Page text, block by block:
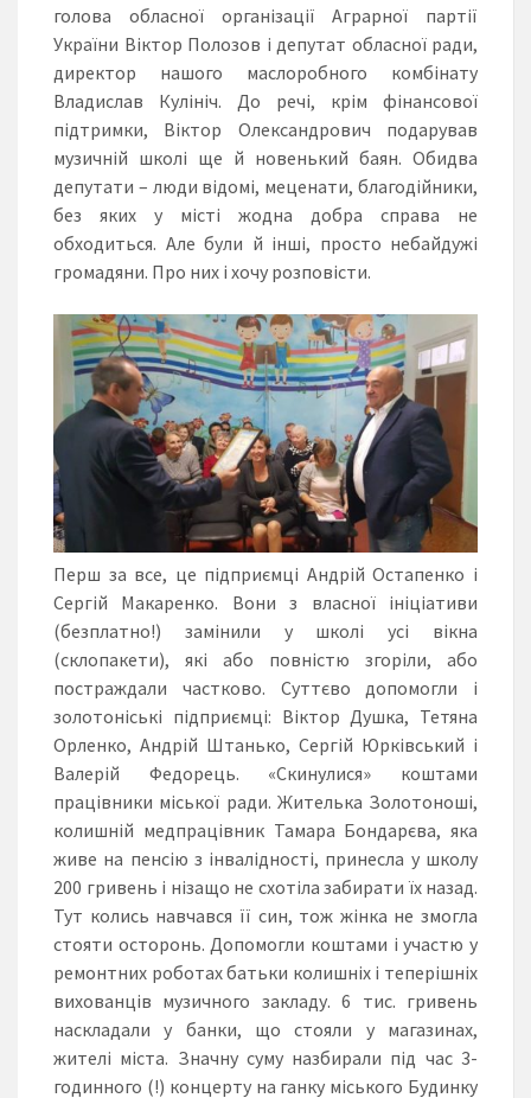
голова обласної організації Аграрної партії
України Віктор Полозов і депутат обласної ради,
директор нашого маслоробного комбінату
Владислав Кулініч. До речі, крім фінансової
підтримки, Віктор Олександрович подарував
музичній школі ще й новенький баян. Обидва
депутати – люди відомі, меценати, благодійники,
без яких у місті жодна добра справа не
обходиться. Але були й інші, просто небайдужі
громадяни. Про них і хочу розповісти.
Перш за все, це підприємці Андрій Остапенко і
Сергій Макаренко. Вони з власної ініціативи
(безплатно!) замінили у школі усі вікна
(склопакети), які або повністю згоріли, або
постраждали частково. Суттєво допомогли і
золотоніські підприємці: Віктор Душка, Тетяна
Орленко, Андрій Штанько, Сергій Юрківський і
Валерій Федорець. «Скинулися» коштами
працівники міської ради. Жителька Золотоноші,
колишній медпрацівник Тамара Бондарєва, яка
живе на пенсію з інвалідності, принесла у школу
200 гривень і нізащо не схотіла забирати їх назад.
Тут колись навчався її син, тож жінка не змогла
стояти осторонь. Допомогли коштами і участю у
ремонтних роботах батьки колишніх і теперішніх
вихованців музичного закладу. 6 тис. гривень
наскладали у банки, що стояли у магазинах,
жителі міста. Значну суму назбирали під час 3-
годинного (!) концерту на ганку міського Будинку